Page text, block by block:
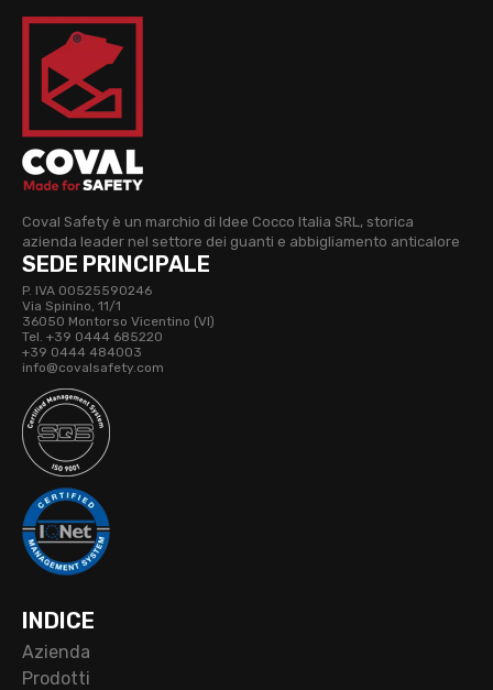
Coval Safety è un marchio di Idee Cocco Italia SRL, storica
azienda leader nel settore dei guanti e abbigliamento anticalore
SEDE PRINCIPALE
P. IVA 00525590246
Via Spinino, 11/1
36050 Montorso Vicentino (VI)
Tel. +39 0444 685220
+39 0444 484003
info@covalsafety.com
INDICE
Azienda
Prodotti